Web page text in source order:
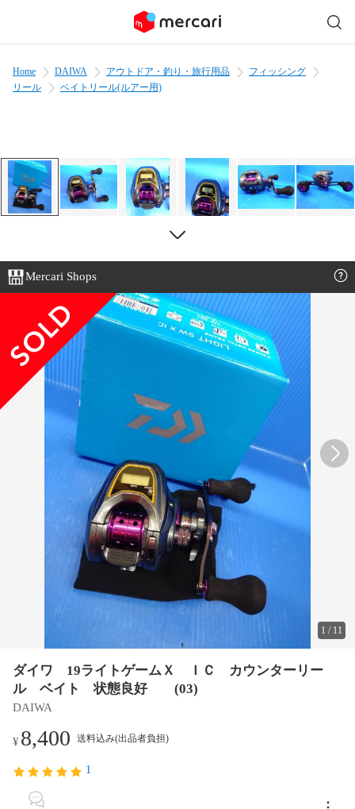
Home DAIWA アウトドア・釣り・旅行用品
フィッシング
リール
ベイトリール(ルアー用)
Mercari Shops
1 / 11
ダイワ 19ライトゲームＸ ＩＣ カウンターリー
ル ベイト 状態良好 (03)
DAIWA
¥8,400 送料込み(出品者負担)
1